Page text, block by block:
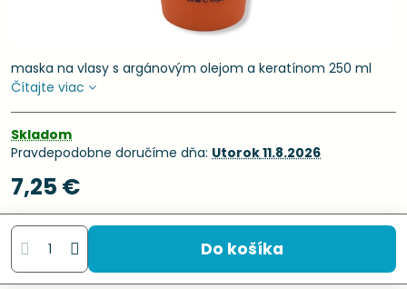
maska na vlasy s argánovým olejom a keratínom 250 ml
Čítajte viac
Skladom
Pravdepodobne doručíme dňa: Utorok11.8.2026
7,25 €
Do košíka